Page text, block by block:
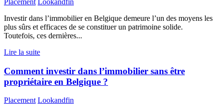
Investir dans l’immobilier en Belgique demeure l’un des moyens les
plus sûrs et efficaces de se constituer un patrimoine solide.
Toutefois, ces dernières...
Lire la suite
Comment investir dans l’immobilier sans être
propriétaire en Belgique ?
Placement Lookandfin